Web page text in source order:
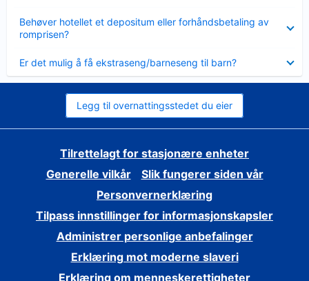
Behøver hotellet et depositum eller forhåndsbetaling av
romprisen?
mindre
Er det mulig å få ekstraseng/barneseng til barn?
mindre
Legg til overnattingsstedet du eier
Tilrettelagt for stasjonære enheter
Generelle vilkår
Slik fungerer siden vår
Personvernerklæring
Tilpass innstillinger for informasjonskapsler
Administrer personlige anbefalinger
Erklæring mot moderne slaveri
Erklæring om menneskerettigheter